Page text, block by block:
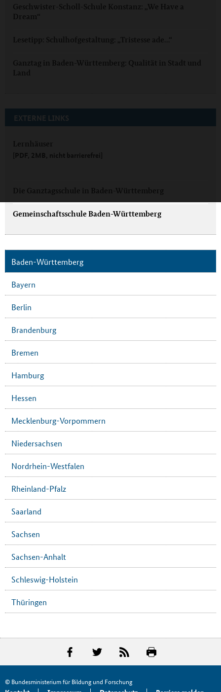
Geschwister-Scholl-Schule Konstanz: „We Have a
Dream“
Lesetipp: Schulhofgestaltung: „Tristesse ade…“
Ganztag in Baden-Württemberg: Qualität in Stadt und
Land
EXTERNE LINKS
Lernhäuser
[PDF, 2MB, nicht barrierefrei]
Die Ganztagsschule in Baden-Württemberg
Gemeinschaftsschule Baden-Württemberg
Baden-Württemberg
Bayern
Berlin
Brandenburg
Bremen
Hamburg
Hessen
Mecklenburg-Vorpommern
Niedersachsen
Nordrhein-Westfalen
Rheinland-Pfalz
Saarland
Sachsen
Sachsen-Anhalt
Schleswig-Holstein
Thüringen
© Bundesministerium für Bildung und Forschung